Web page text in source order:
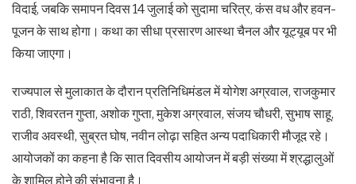
विदाई, जबकि समापन दिवस 14 जुलाई को सुदामा चरित्र, कंस वध और हवन-
पूजन के साथ होगा। कथा का सीधा प्रसारण आस्था चैनल और यूट्यूब पर भी
किया जाएगा।
राज्यपाल से मुलाकात के दौरान प्रतिनिधिमंडल में योगेश अग्रवाल, राजकुमार
राठी, शिवरतन गुप्ता, अशोक गुप्ता, मुकेश अग्रवाल, संजय चौधरी, सुभाष साहू,
राजीव अवस्थी, सुब्रत घोष, नवीन लोढ़ा सहित अन्य पदाधिकारी मौजूद रहे।
आयोजकों का कहना है कि सात दिवसीय आयोजन में बड़ी संख्या में श्रद्धालुओं
के शामिल होने की संभावना है।